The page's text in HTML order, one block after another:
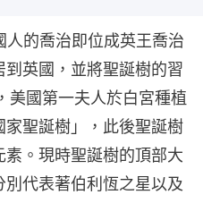
的喬治即位成英王喬治
英國，並將聖誕樹的習
美國第一夫人於白宮種植
聖誕樹」，此後聖誕樹
。現時聖誕樹的頂部大
代表著伯利恆之星以及